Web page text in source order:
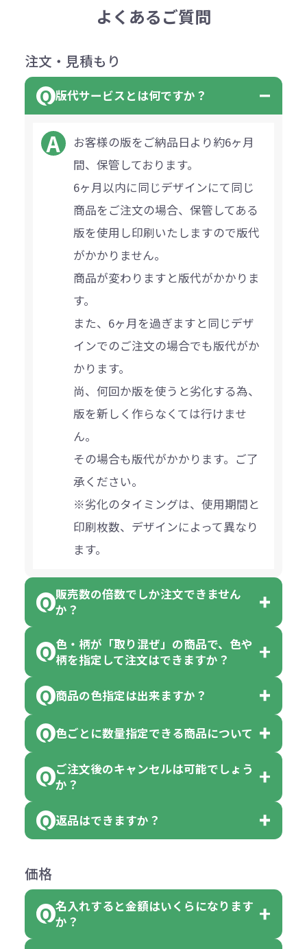
よくあるご質問
注文・見積もり
版代サービスとは何ですか？
お客様の版をご納品日より約6ヶ月
間、保管しております。
6ヶ月以内に同じデザインにて同じ
商品をご注文の場合、保管してある
版を使用し印刷いたしますので版代
がかかりません。
商品が変わりますと版代がかかりま
す。
また、6ヶ月を過ぎますと同じデザ
インでのご注文の場合でも版代がか
かります。
尚、何回か版を使うと劣化する為、
版を新しく作らなくては行けませ
ん。
その場合も版代がかかります。ご了
承ください。
※劣化のタイミングは、使用期間と
印刷枚数、デザインによって異なり
ます。
販売数の倍数でしか注文できません
か？
一部商品（※）を除き、注文可能数
です。
個、20個と10個単位でのご注文とな
ります。
【例】注文可能数が100個の場合
は、100個以上でしたら、何個でも
可能です。
色・柄が「取り混ぜ」の商品で、色や
柄を指定して注文はできますか？
「色・柄 取り混ぜ」のラベルがつい
ている商品は、色指定不可となって
ん。
商品の色指定は出来ますか？
色指定できる商品もございますが商
品の詳細に「色・柄 取り混ぜ」のラ
ベルや商品画像に「〇色取混ぜ」な
れ等分で100個ずつ入って参ります。
（割り切れない場合は数個単位で前
色ごとに数量指定できる商品について
「選べる本体色」のラベルが付いて
す。
い。
例えば…
ご注文後のキャンセルは可能でしょう
か？
お客様都合でのキャンセルは、制作
がございます。
ご注文の際は、十分にご確認・ご検
返品はできますか？
めご了承ください。
ただし下記の場合は承っております
価格
名入れすると金額はいくらになります
か？